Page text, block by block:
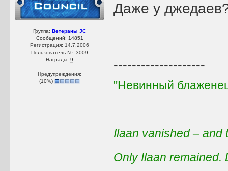
Группа:Ветераны JC
Сообщений: 14851
Регистрация: 14.7.2006
Пользователь №: 3009
Награды:9
Предупреждения:
(10%)
Даже у
--------------------
"Невинный
Ilaan vanished – and
Only Ilaan remained.